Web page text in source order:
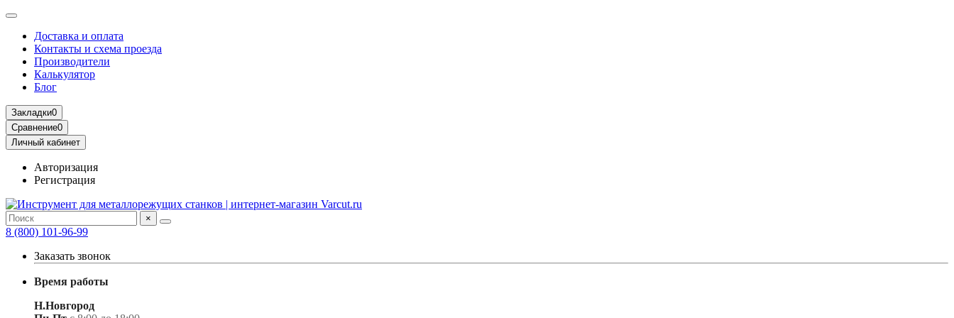
Доставка и оплата
Контакты и схема проезда
Производители
Калькулятор
Блог
Закладки0
Сравнение0
Личный кабинет
Авторизация
Регистрация
×
8 (800) 101-96-99
Заказать звонок
Время работы
Н.Новгород